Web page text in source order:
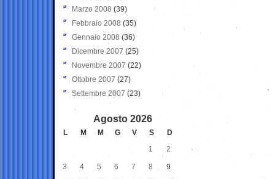
Marzo 2008 (39)
Febbraio 2008 (35)
Gennaio 2008 (36)
Dicembre 2007 (25)
Novembre 2007 (22)
Ottobre 2007 (27)
Settembre 2007 (23)
Agosto 2026
L M M G V S
D
1
2
3 4 5 6 7 8 9